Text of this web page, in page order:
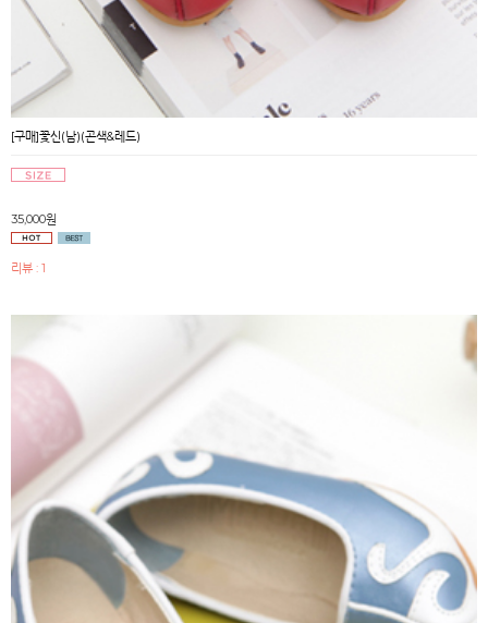
[구매]꽃신(남)(곤색&레드)
35,000원
리뷰 : 1